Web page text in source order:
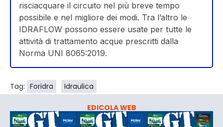
risciacquare il circuito nel più breve tempo
possibile e nel migliore dei modi. Tra l’altro le
IDRAFLOW possono essere usate per tutte le
attività di trattamento acque prescritti dalla
Norma UNI 8065:2019.
Tag: Foridra Idraulica
EDICOLA WEB